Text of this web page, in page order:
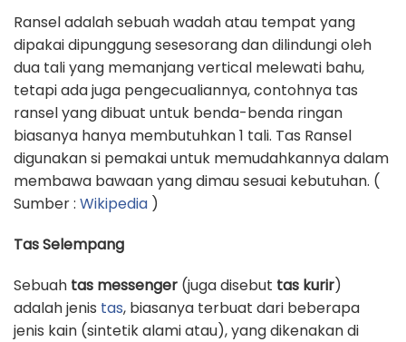
Ransel adalah sebuah wadah atau tempat yang
dipakai dipunggung sesesorang dan dilindungi oleh
dua tali yang memanjang vertical melewati bahu,
tetapi ada juga pengecualiannya, contohnya tas
ransel yang dibuat untuk benda-benda ringan
biasanya hanya membutuhkan 1 tali. Tas Ransel
digunakan si pemakai untuk memudahkannya dalam
membawa bawaan yang dimau sesuai kebutuhan. (
Sumber : Wikipedia )
Tas Selempang
Sebuah tas messenger (juga disebut tas kurir)
adalah jenis tas, biasanya terbuat dari beberapa
jenis kain (sintetik alami atau), yang dikenakan di